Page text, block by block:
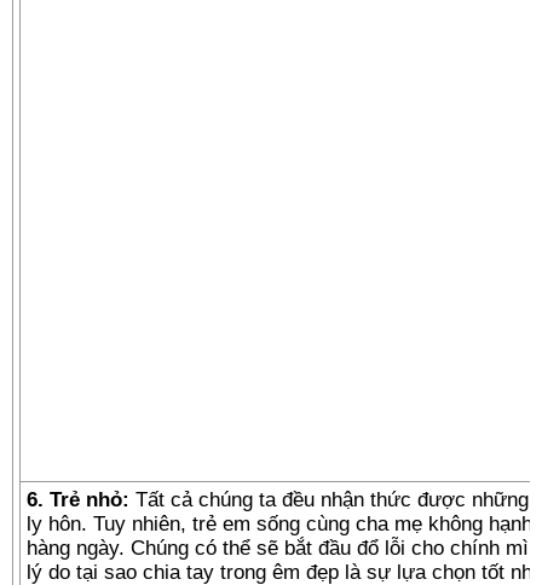
6. Trẻ nhỏ: Tất cả chúng ta đều nhận thức được
ly hôn. Tuy nhiên, trẻ em sống cùng cha mẹ không
hàng ngày. Chúng có thể sẽ bắt đầu đổ lỗi cho chính
lý do tại sao chia tay trong êm đẹp là sự lựa chọn tốt